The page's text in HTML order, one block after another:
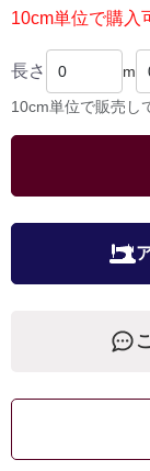
10cm単位で購入
長さ m
10cm単位で販売し